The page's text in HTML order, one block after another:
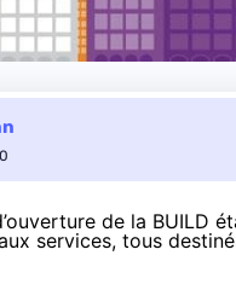
de la BUILD
services, tous